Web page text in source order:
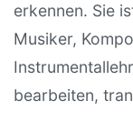
erkennen. Sie
Musiker,
bearbeiten,